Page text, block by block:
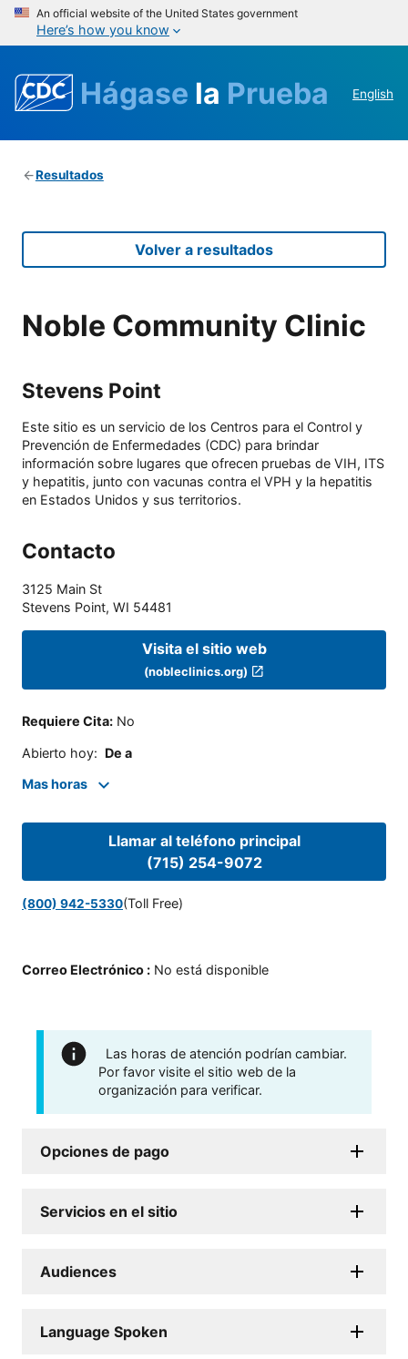
An official website of the United States government
Here’s how you know
Hágase la Prueba English
Resultados
Volver a resultados
Noble Community Clinic
Stevens Point
Este sitio es un servicio de los Centros para el Control y
Prevención de Enfermedades (CDC) para brindar
información sobre lugares que ofrecen pruebas de VIH, ITS
y hepatitis, junto con vacunas contra el VPH y la hepatitis
en Estados Unidos y sus territorios.
Contacto
3125 Main St
Stevens Point, WI 54481
Visita el sitio web
(nobleclinics.org)
Requiere Cita: No
Abierto hoy: De a
Mas horas
Llamar al teléfono principal
(715) 254-9072
(800) 942-5330(Toll Free)
Correo Electrónico : No está disponible
Las horas de atención podrían cambiar.
Por favor visite el sitio web de la
organización para verificar.
Opciones de pago
Servicios en el sitio
Audiences
Language Spoken